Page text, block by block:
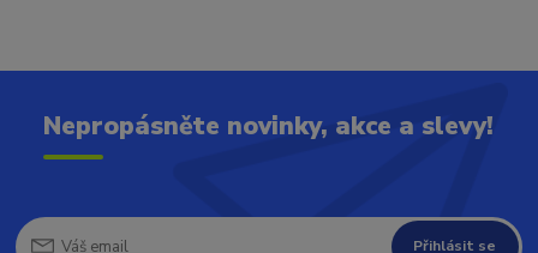
Nepropásněte novinky, akce a slevy!
Přihlásit se